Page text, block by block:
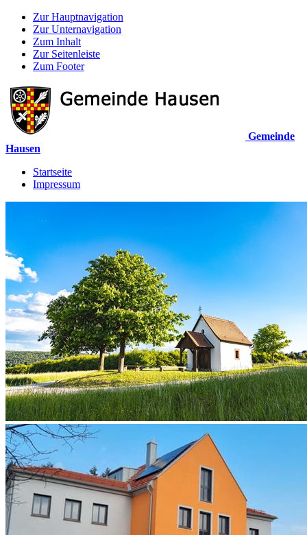
Zur Hauptnavigation
Zur Unternavigation
Zum Inhalt
Zur Seitenleiste
Zum Footer
Gemeinde
Hausen
Startseite
Impressum